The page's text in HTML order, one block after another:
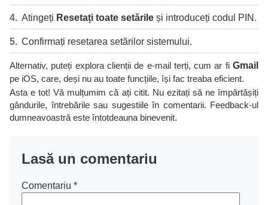
Atingeți Resetați toate setările și introduceți codul PIN.
Confirmați resetarea setărilor sistemului.
Alternativ, puteți explora clienții de e-mail terți, cum ar fi Gmail
pe iOS, care, deși nu au toate funcțiile, își fac treaba eficient.
Asta e tot! Vă mulțumim că ați citit. Nu ezitați să ne împărtășiți
gândurile, întrebările sau sugestiile în comentarii. Feedback-ul
dumneavoastră este întotdeauna binevenit.
Lasă un comentariu
Comentariu *